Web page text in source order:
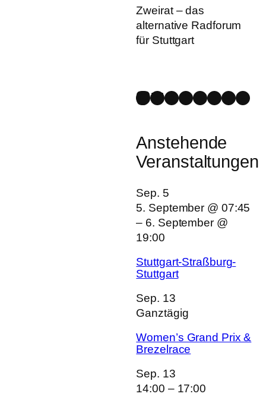
Mastodon
Bluesky
Instagram
Facebook
Spotify
YouTube
Strava
Link
Veranstaltungen
5. September @ 07:45
–6. September @
Stuttgart-Straßburg-
Stuttgart
Sep.13
Women’s Grand Prix &
Sep.13
Tweed Ride Stuttgart
Kalender anzeigen
Start der Hilfsaktion für die